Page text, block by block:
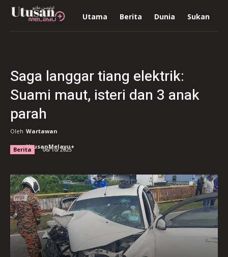
Utama Berita Dunia Sukan
Saga langgar tiang elektrik:
Suami maut, isteri dan 3 anak
parah
Oleh Wartawan
UtusanMelayu+
Berita 06/10/2025